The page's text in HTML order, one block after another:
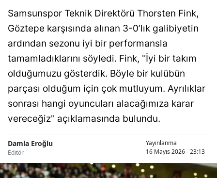
Antalya
Artvin
Aydın
Balıkesir
Bilecik
Bitlis
Bolu
Burdur
Samsunspor Teknik Direktörü Thorsten Fink,
Göztepe karşısında alınan 3-0’lık galibiyetin
ardından sezonu iyi bir performansla
tamamladıklarını söyledi. Fink, ''İyi bir takım
olduğumuzu gösterdik. Böyle bir kulübün
parçası olduğum için çok mutluyum. Ayrılıklar
sonrası hangi oyuncuları alacağımıza karar
vereceğiz'' açıklamasında bulundu.
Damla Eroğlu
Editör
Yayınlanma
16 Mayıs 2026 - 23:13